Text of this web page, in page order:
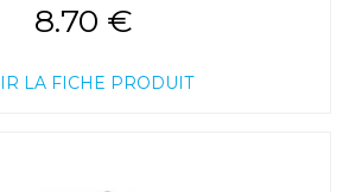
8.70 €
LA FICHE PRODUIT